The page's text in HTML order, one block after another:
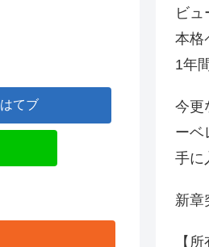
はてブ
ビュ
本格
1年
今更
ーベ
手に
新章
【